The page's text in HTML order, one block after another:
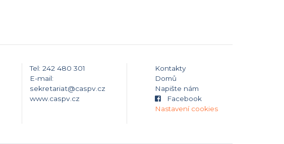
Tel: 242 480 301
E-mail:
sekretariat@caspv.cz
www.caspv.cz
Kontakty
Domů
Napište nám
Facebook
Nastavení cookies